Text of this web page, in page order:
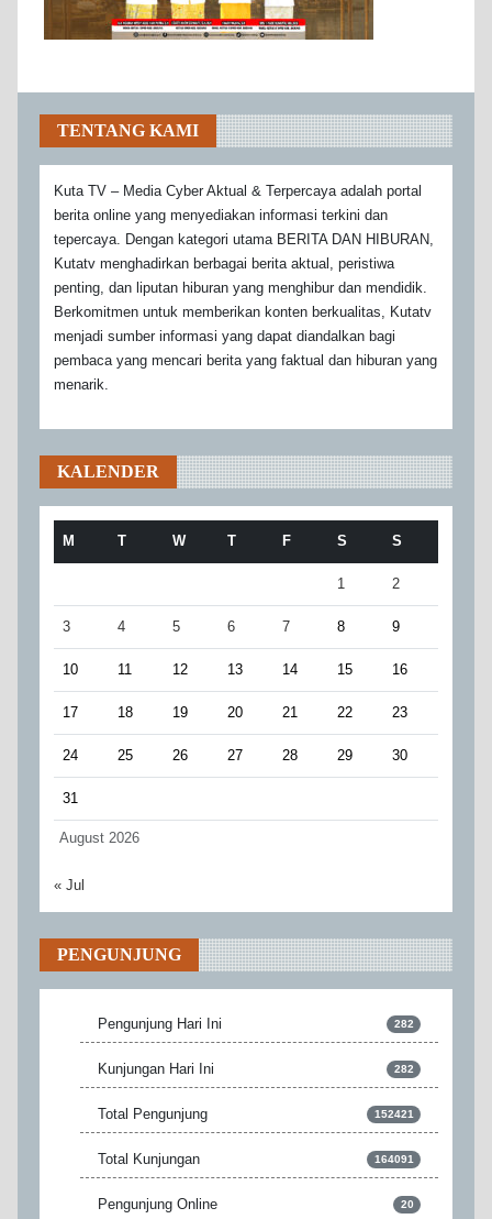
TENTANG KAMI
Kuta TV – Media Cyber Aktual & Terpercaya adalah portal
berita online yang menyediakan informasi terkini dan
tepercaya. Dengan kategori utama BERITA DAN HIBURAN,
Kutatv menghadirkan berbagai berita aktual, peristiwa
penting, dan liputan hiburan yang menghibur dan mendidik.
Berkomitmen untuk memberikan konten berkualitas, Kutatv
menjadi sumber informasi yang dapat diandalkan bagi
pembaca yang mencari berita yang faktual dan hiburan yang
menarik.
KALENDER
August 2026
M T W T F S S
1 2
3 4 5 6 7 8 9
10 11 12 13 14 15 16
17 18 19 20 21 22 23
24 25 26 27 28 29 30
31
« Jul
PENGUNJUNG
Pengunjung Hari Ini 282
Kunjungan Hari Ini 282
Total Pengunjung 152421
Total Kunjungan 164091
Pengunjung Online 20